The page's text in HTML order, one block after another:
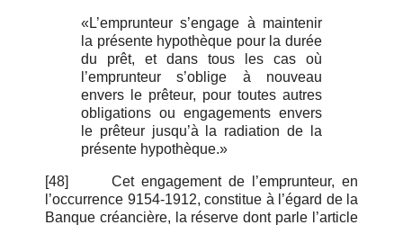
«L’emprunteur s’engage à maintenir
la présente hypothèque pour la durée
du prêt, et dans tous les cas où
l’emprunteur s’oblige à nouveau
envers le prêteur, pour toutes autres
obligations ou engagements envers
le prêteur jusqu’à la radiation de la
présente hypothèque.»
[48]
Cet engagement de l’emprunteur, en
l’occurrence 9154-1912, constitue à l’égard de la
Banque créancière, la réserve dont parle l’article